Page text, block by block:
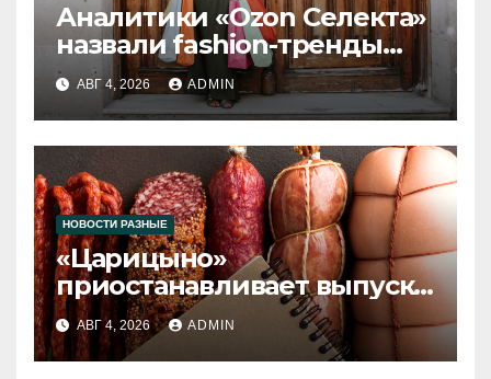
Аналитики «Ozon Селекта»
назвали fashion-тренды
2026 года
АВГ 4, 2026 ADMIN
НОВОСТИ РАЗНЫЕ
«Царицыно»
приостанавливает выпуск
продукции
АВГ 4, 2026 ADMIN